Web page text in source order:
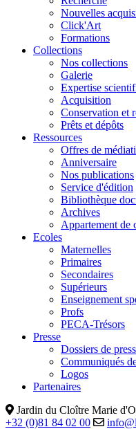
Nouvelles
Click'Art
Formations
Collections
Nos collections
Galerie
Expertise
Acquisition
Conservation et
Prêts et dépôts
Ressources
Offres de
Anniversaire
Nos publications
Service d'édition
Bibliothèque
Archives
Appartement de
Ecoles
Maternelles
Primaires
Secondaires
Supérieurs
Enseignement
Profs
PECA-Trésors
Presse
Dossiers de
Communiqués
Logos
Partenaires
Jardin du Cloître Marie
+32 (0)81 84 02 00